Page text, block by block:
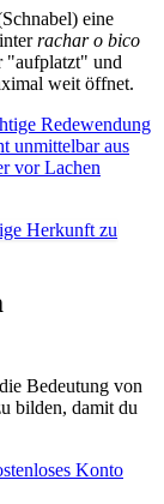
eine
rachar o bico
"aufplatzt" und
weit öffnet.
Redewendung
unmittelbar aus
vor Lachen
Herkunft zu
Bedeutung von
bilden, damit du
Konto